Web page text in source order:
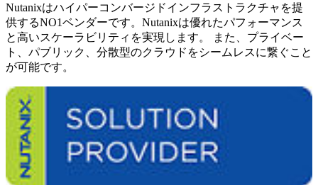
Nutanixはハイパーコンバージドインフラストラクチャを提
供するNO1ベンダーです。Nutanixは優れたパフォーマンス
と高いスケーラビリティを実現します。 また、プライベー
ト、パブリック、分散型のクラウドをシームレスに繋ぐこと
が可能です。